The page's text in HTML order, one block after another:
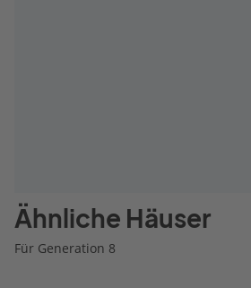
Ähnliche Häuser
Für Generation 8